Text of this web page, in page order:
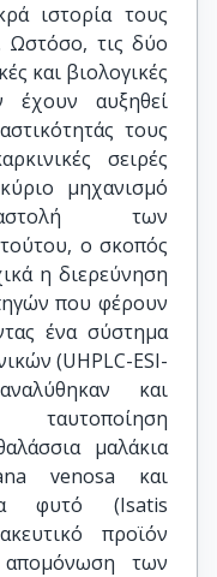
ιστορία τους
Ωστόσο, τις δύο
και βιολογικές
έχουν αυξηθεί
τους
σειρές
μηχανισμό
των
ο σκοπός
η διερεύνηση
που φέρουν
ένα σύστημα
(UHPLC-ESI-
και
μαλάκια
venosa και
φυτό (Isatis
προϊόν
των